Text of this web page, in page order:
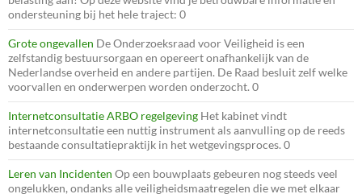
ondersteuning bij het hele traject: 0
Grote ongevallen De Onderzoeksraad voor Veiligheid is een
zelfstandig bestuursorgaan en opereert onafhankelijk van de
Nederlandse overheid en andere partijen. De Raad besluit zelf welke
voorvallen en onderwerpen worden onderzocht. 0
Internetconsultatie ARBO regelgeving Het kabinet vindt
internetconsultatie een nuttig instrument als aanvulling op de reeds
bestaande consultatiepraktijk in het wetgevingsproces. 0
Leren van Incidenten Op een bouwplaats gebeuren nog steeds veel
ongelukken, ondanks alle veiligheidsmaatregelen die we met elkaar